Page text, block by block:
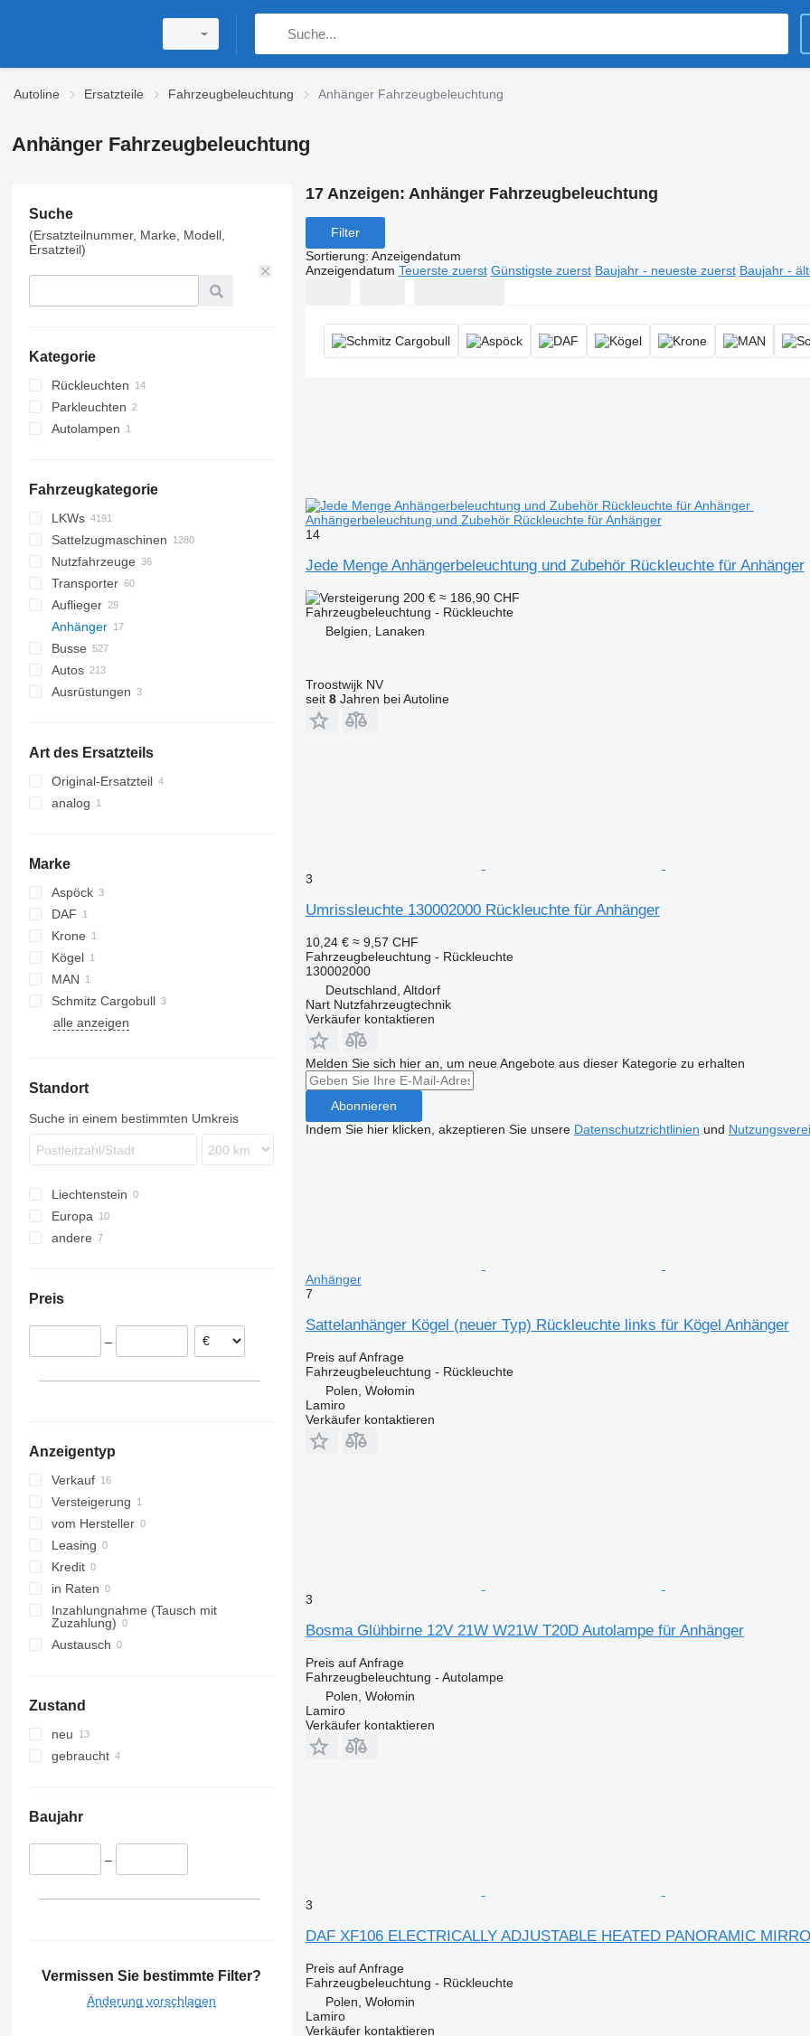
Autoline Ersatzteile Fahrzeugbeleuchtung Anhänger Fahrzeugbeleuchtung
Anhänger Fahrzeugbeleuchtung
Suche
(Ersatzteilnummer, Marke, Modell,
Ersatzteil)
Kategorie
Rückleuchten
Parkleuchten
Autolampen
Fahrzeugkategorie
LKWs
Sattelzugmaschinen
Nutzfahrzeuge
Transporter
Auflieger
Anhänger
Busse
Autos
Ausrüstungen
Art des Ersatzteils
Original-Ersatzteil
analog
Marke
Aspöck
DAF
XF
Krone
Kögel
MAN
Schmitz Cargobull
alle anzeigen
Standort
Suche in einem bestimmten Umkreis
Liechtenstein
Europa
Polen
Belgien
andere
Preis
–
Anzeigentyp
Verkauf
Versteigerung
vom Hersteller
Leasing
Kredit
in Raten
Inzahlungnahme (Tausch mit
Zuzahlung)
Austausch
Zustand
neu
gebraucht
Baujahr
–
Vermissen Sie bestimmte Filter?
Änderung vorschlagen
17 Anzeigen: Anhänger Fahrzeugbeleuchtung
Filter
Sortierung: Anzeigendatum
Anzeigendatum Teuerste zuerst Günstigste zuerst Baujahr - neueste zuerst Baujahr -
Anhängerbeleuchtung und Zubehör Rückleuchte für Anhänger
14
Jede Menge Anhängerbeleuchtung und Zubehör Rückleuchte für Anhänger
200 € ≈ 186,90 CHF
Fahrzeugbeleuchtung - Rückleuchte
Belgien, Lanaken
Troostwijk NV
seit 8Jahren bei Autoline
3
Umrissleuchte 130002000 Rückleuchte für Anhänger
10,24 € ≈ 9,57 CHF
Fahrzeugbeleuchtung - Rückleuchte
130002000
Deutschland, Altdorf
Nart Nutzfahrzeugtechnik
Verkäufer kontaktieren
Melden Sie sich hier an, um neue Angebote aus dieser Kategorie zu erhalten
Abonnieren
Indem Sie hier klicken, akzeptieren Sie unsere Datenschutzrichtlinien und
Anhänger
7
Sattelanhänger Kögel (neuer Typ) Rückleuchte links für Kögel Anhänger
Preis auf Anfrage
Fahrzeugbeleuchtung - Rückleuchte
Polen, Wołomin
Lamiro
Verkäufer kontaktieren
3
Bosma Glühbirne 12V 21W W21W T20D Autolampe für Anhänger
Preis auf Anfrage
Fahrzeugbeleuchtung - Autolampe
Polen, Wołomin
Lamiro
Verkäufer kontaktieren
3
DAF XF106 ELECTRICALLY ADJUSTABLE HEATED PANORAMIC
Preis auf Anfrage
Fahrzeugbeleuchtung - Rückleuchte
Polen, Wołomin
Lamiro
Verkäufer kontaktieren